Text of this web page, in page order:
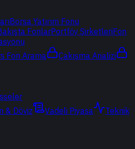
Borsa Yatırım Fonu
FonlarPortföy ŞirketleriFon
Fon Arama
Çakışma Analizi
& Döviz Vadeli Piyasa
Teknik